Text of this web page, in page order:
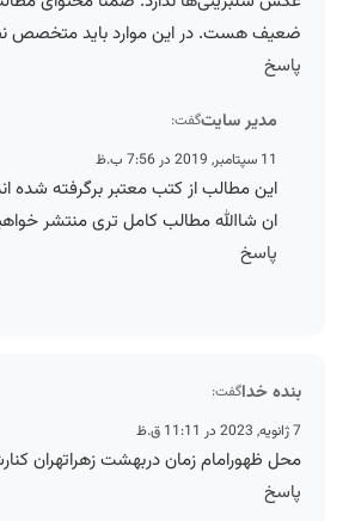
ضعیف هست. در این موارد باید متخصص
پاسخ
مدیر سایتگفت:
11 سپتامبر, 2019 در 7:56 ب.ظ
این مطالب از کتب معتبر برگرفته شده
ان شاالله مطالب کامل تری منتشر
پاسخ
بنده خداگفت:
7 ژانویه, 2023 در 11:11 ق.ظ
محل ظهورامام زمان دربهشت زهراتهران
پاسخ